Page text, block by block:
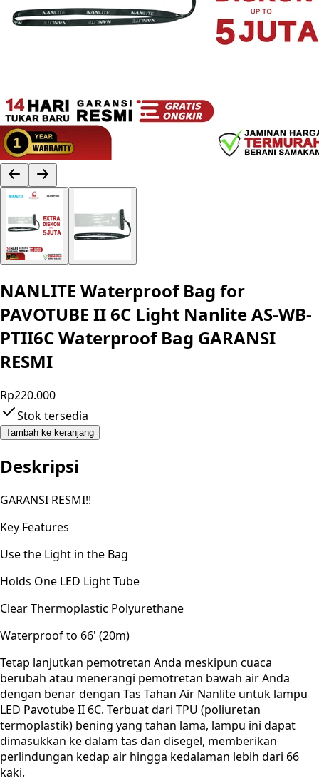
NANLITE Waterproof Bag for
PAVOTUBE II 6C Light Nanlite AS-WB-
PTII6C Waterproof Bag GARANSI
RESMI
Rp220.000
Stok tersedia
Tambah ke keranjang
Deskripsi
GARANSI RESMI!!
Key Features
Use the Light in the Bag
Holds One LED Light Tube
Clear Thermoplastic Polyurethane
Waterproof to 66' (20m)
Tetap lanjutkan pemotretan Anda meskipun cuaca
berubah atau menerangi pemotretan bawah air Anda
dengan benar dengan Tas Tahan Air Nanlite untuk lampu
LED Pavotube II 6C. Terbuat dari TPU (poliuretan
termoplastik) bening yang tahan lama, lampu ini dapat
dimasukkan ke dalam tas dan disegel, memberikan
perlindungan kedap air hingga kedalaman lebih dari 66
kaki.